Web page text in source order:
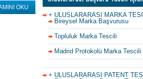
OKU
+ ULUSLARARASI MARKA
Bireysel Marka Başvurusu
Topluluk Marka Tescili
Madrid Protokolü Marka Tescili
+ ULUSLARARASI PATENT